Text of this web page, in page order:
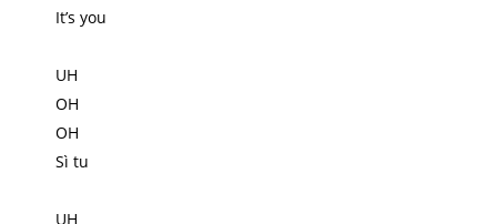
It’s you
UH
OH
OH
Sì tu
UH